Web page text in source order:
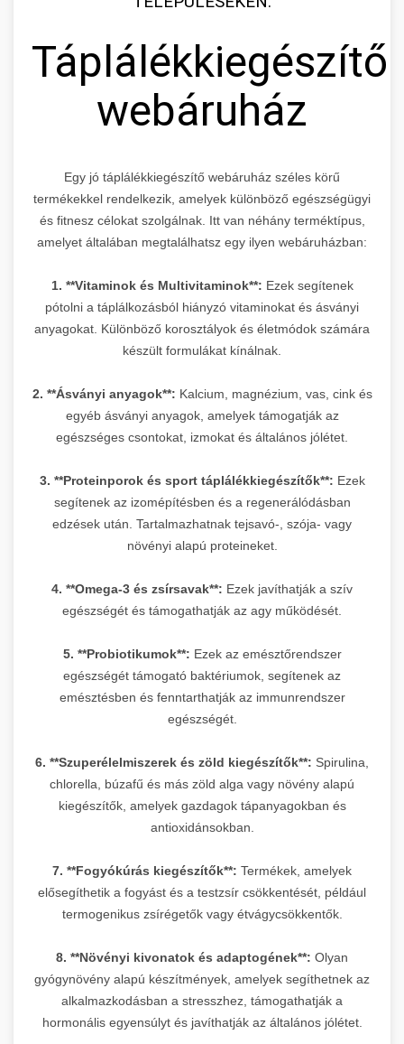
Táplálékkiegészítő
webáruház
Egy jó táplálékkiegészítő webáruház széles körű
termékekkel rendelkezik, amelyek különböző egészségügyi
és fitnesz célokat szolgálnak. Itt van néhány terméktípus,
amelyet általában megtalálhatsz egy ilyen webáruházban:
1. **Vitaminok és Multivitaminok**: Ezek segítenek
pótolni a táplálkozásból hiányzó vitaminokat és ásványi
anyagokat. Különböző korosztályok és életmódok számára
készült formulákat kínálnak.
2. **Ásványi anyagok**: Kalcium, magnézium, vas, cink és
egyéb ásványi anyagok, amelyek támogatják az
egészséges csontokat, izmokat és általános jólétet.
3. **Proteinporok és sport táplálékkiegészítők**: Ezek
segítenek az izomépítésben és a regenerálódásban
edzések után. Tartalmazhatnak tejsavó-, szója- vagy
növényi alapú proteineket.
4. **Omega-3 és zsírsavak**: Ezek javíthatják a szív
egészségét és támogathatják az agy működését.
5. **Probiotikumok**: Ezek az emésztőrendszer
egészségét támogató baktériumok, segítenek az
emésztésben és fenntarthatják az immunrendszer
egészségét.
6. **Szuperélelmiszerek és zöld kiegészítők**: Spirulina,
chlorella, búzafű és más zöld alga vagy növény alapú
kiegészítők, amelyek gazdagok tápanyagokban és
antioxidánsokban.
7. **Fogyókúrás kiegészítők**: Termékek, amelyek
elősegíthetik a fogyást és a testzsír csökkentését, például
termogenikus zsírégetők vagy étvágycsökkentők.
8. **Növényi kivonatok és adaptogének**: Olyan
gyógynövény alapú készítmények, amelyek segíthetnek az
alkalmazkodásban a stresszhez, támogathatják a
hormonális egyensúlyt és javíthatják az általános jólétet.